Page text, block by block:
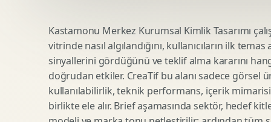
SEO Denetimi
E Ticaret SEO
Urun Gorsellestirme
3D Reklam Gorseli
Motion 3D
3D Karakter Tasarimi
Kastamonu Merkez Kurumsal Kimlik Tasarımı
vitrinde nasıl algılandığını, kullanıcıların ilk
sinyallerini gördüğünü ve teklif alma kararını
doğrudan etkiler. CreaTif bu alanı sadece görsel
kullanılabilirlik, teknik performans, içerik
birlikte ele alır. Brief aşamasında sektör, hedef